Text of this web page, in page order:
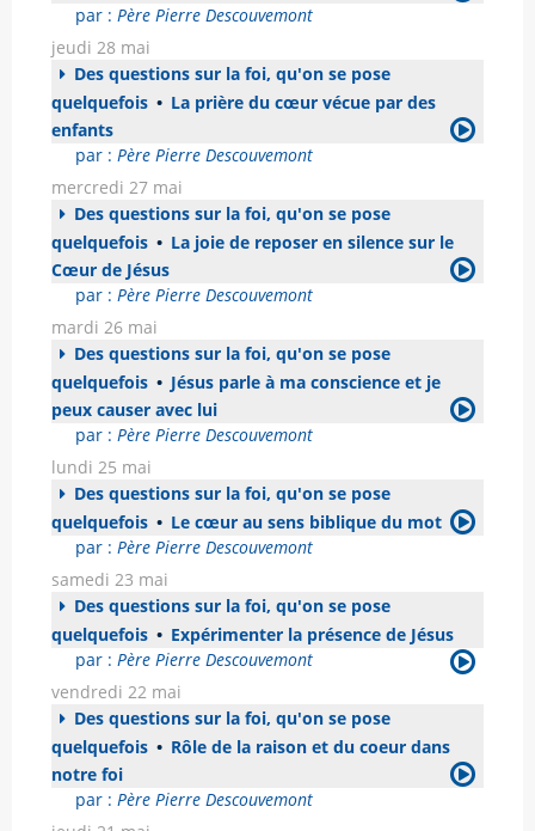
par : Père Pierre Descouvemont
jeudi 28 mai
Des questions sur la foi, qu'on se pose
quelquefois • La prière du cœur vécue par des
enfants
par : Père Pierre Descouvemont
mercredi 27 mai
Des questions sur la foi, qu'on se pose
quelquefois • La joie de reposer en silence sur le
Cœur de Jésus
par : Père Pierre Descouvemont
mardi 26 mai
Des questions sur la foi, qu'on se pose
quelquefois • Jésus parle à ma conscience et je
peux causer avec lui
par : Père Pierre Descouvemont
lundi 25 mai
Des questions sur la foi, qu'on se pose
quelquefois • Le cœur au sens biblique du mot
par : Père Pierre Descouvemont
samedi 23 mai
Des questions sur la foi, qu'on se pose
quelquefois • Expérimenter la présence de Jésus
par : Père Pierre Descouvemont
vendredi 22 mai
Des questions sur la foi, qu'on se pose
quelquefois • Rôle de la raison et du coeur dans
notre foi
par : Père Pierre Descouvemont